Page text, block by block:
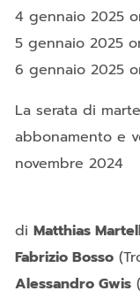
4 gennaio 2025
5 gennaio 2025
6 gennaio 2025
La serata di
abbonamento e
novembre 2024
diMatthias
Fabrizio Bosso
Alessandro Gwis